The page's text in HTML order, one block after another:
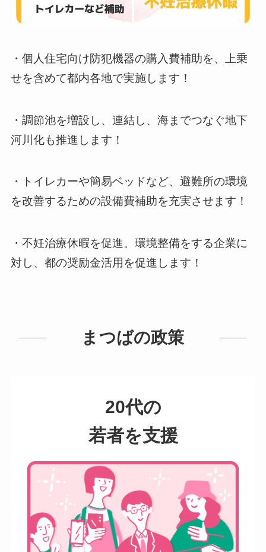
・個人住宅向け防犯機器の購入費補助を、上乗
せを含めて都内各地で実施します！
・調節池を増設し、連結し、海までつなぐ地下
河川化も推進します！
・トイレカーや簡易ベッドなど、避難所の環境
を改善するための設備費補助を充実させます！
・不妊治療休暇を促進。環境整備をする企業に
対し、都の奨励金活用を促進します！
まつばの政策
20代の
若者を支援